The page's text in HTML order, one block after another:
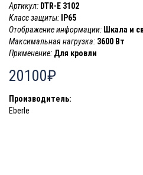
Артикул: DTR-E 3102
Класс защиты:
IP65
Отображение информации: Шкала и
Максимальная нагрузка: 3600 Вт
Применение: Для кровли
20100₽
Производитель:
Eberle